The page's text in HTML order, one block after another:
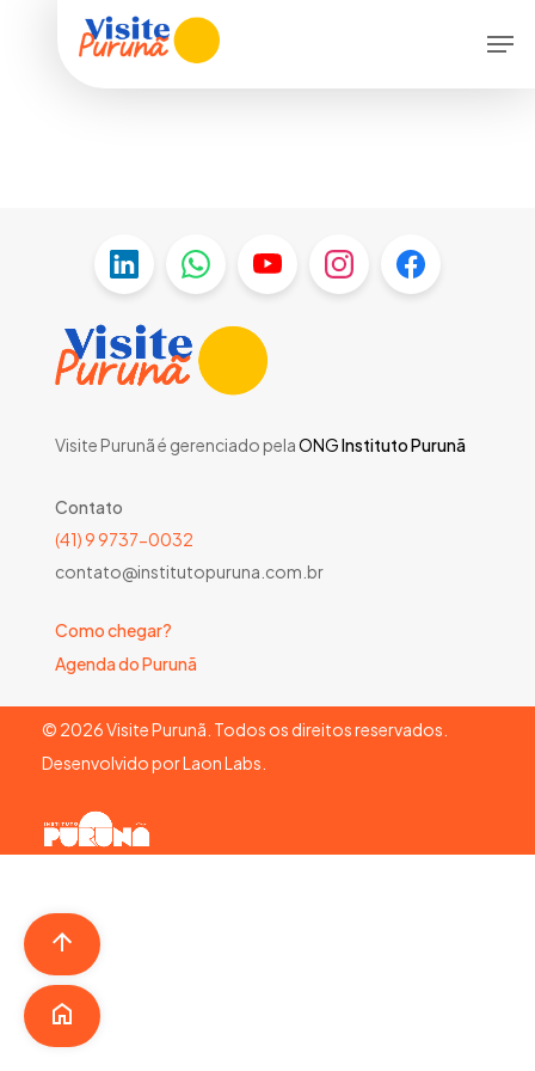
Visite Purunã é gerenciado pelaONGInstituto Purunã
Contato
(41) 9 9737-0032
contato@institutopuruna.com.br
Como chegar?
Agenda do Purunã
© 2026Visite Purunã. Todos os direitos reservados.
Desenvolvido porLaon Labs